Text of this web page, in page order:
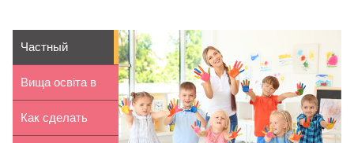
Частный
детский сад:
плюсы и ми...
Вища освіта в
Словаччині для
Как сделать